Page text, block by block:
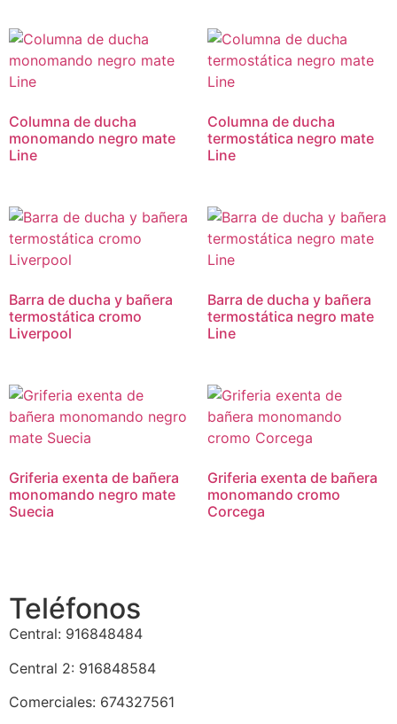
Columna de ducha
monomando negro mate
Line
Columna de ducha
termostática negro mate
Line
Barra de ducha y bañera
termostática cromo
Liverpool
Barra de ducha y bañera
termostática negro mate
Line
Griferia exenta de bañera
monomando negro mate
Suecia
Griferia exenta de bañera
monomando cromo
Corcega
Teléfonos
Central: 916848484
Central 2: 916848584
Comerciales: 674327561